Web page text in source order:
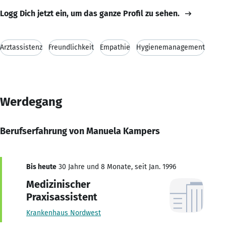
Logg Dich jetzt ein, um das ganze Profil zu sehen.
Arztassistenz Freundlichkeit Empathie Hygienemanagement
Werdegang
Berufserfahrung von Manuela Kampers
Bis heute 30 Jahre und 8 Monate, seit Jan. 1996
Medizinischer
Praxisassistent
Krankenhaus Nordwest